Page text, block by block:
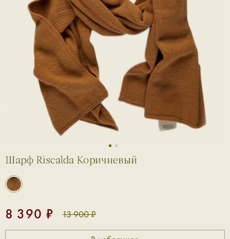
1 2
Шарф Riscalda Коричневый
8 390 ₽ 13 900 ₽